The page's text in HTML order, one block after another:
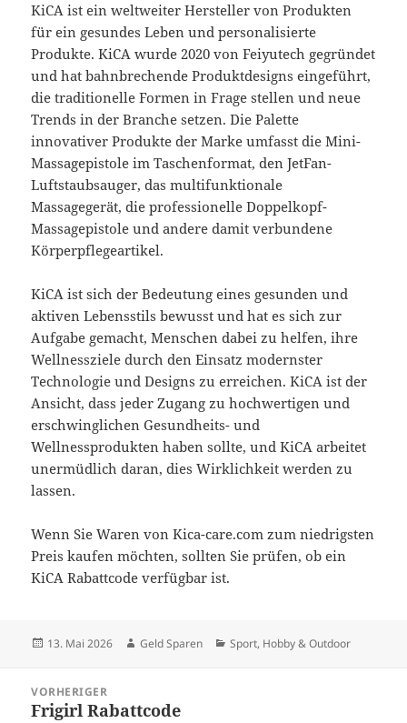
KiCA ist ein weltweiter Hersteller von Produkten
für ein gesundes Leben und personalisierte
Produkte. KiCA wurde 2020 von Feiyutech gegründet
und hat bahnbrechende Produktdesigns eingeführt,
die traditionelle Formen in Frage stellen und neue
Trends in der Branche setzen. Die Palette
innovativer Produkte der Marke umfasst die Mini-
Massagepistole im Taschenformat, den JetFan-
Luftstaubsauger, das multifunktionale
Massagegerät, die professionelle Doppelkopf-
Massagepistole und andere damit verbundene
Körperpflegeartikel.
KiCA ist sich der Bedeutung eines gesunden und
aktiven Lebensstils bewusst und hat es sich zur
Aufgabe gemacht, Menschen dabei zu helfen, ihre
Wellnessziele durch den Einsatz modernster
Technologie und Designs zu erreichen. KiCA ist der
Ansicht, dass jeder Zugang zu hochwertigen und
erschwinglichen Gesundheits- und
Wellnessprodukten haben sollte, und KiCA arbeitet
unermüdlich daran, dies Wirklichkeit werden zu
lassen.
Wenn Sie Waren von Kica-care.com zum niedrigsten
Preis kaufen möchten, sollten Sie prüfen, ob ein
KiCA Rabattcode verfügbar ist.
Veröffentlicht
13. Mai 2026 Autor
Geld Sparen Kategorien
Sport, Hobby & Outdoor
VORHERIGER
Vorheriger
Frigirl Rabattcode